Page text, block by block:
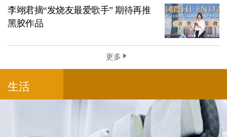
李翊君摘“发烧友最爱歌手” 期待再推
黑胶作品
更多
生活